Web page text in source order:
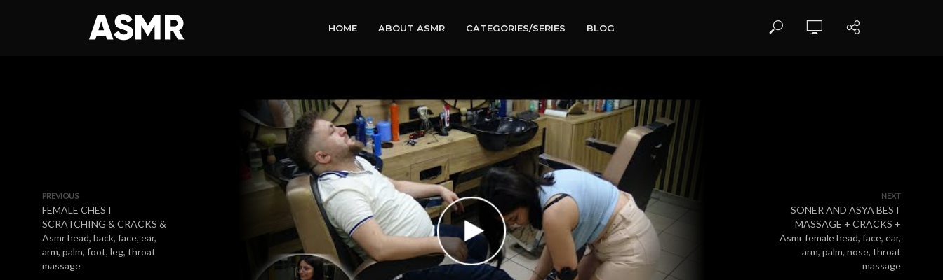
HOME ABOUT ASMR CATEGORIES/SERIES BLOG
PREVIOUS
FEMALE CHEST
SCRATCHING & CRACKS &
Asmr head, back, face, ear,
arm, palm, foot, leg, throat
massage
NEXT
SONER AND ASYA BEST
MASSAGE + CRACKS +
Asmr female head, face, ear,
arm, palm, nose, throat
massage